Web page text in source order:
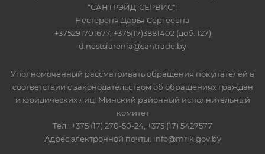
"САНТРЭЙД-СЕРВИС":
Нестереня Дарья Сергеевна
+375291701677, +375(17)3881402 (доб. 127)
d.nestsiarenia@santrade.by
Уполномоченный рассматривать обращения покупателей в
соответствии с законодательством об обращениях граждан
и юридических лиц: Минский районный исполнительный
комитет
Тел.: +375 (17) 270-50-24, +375 (17) 5427577
Адрес электронной почты: info@mrik.gov.by